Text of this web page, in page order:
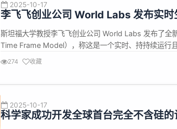
2025-10-17
李飞飞创业公司 World Labs 发布实时
斯坦福大学教授李飞飞创业公司 World Labs 发布了全
Time Frame Model），称这是一个实时、持持续运行
点是可在单个H100 GPU上运行。 据介绍，RTFM基
274 收藏
2025-10-17
科学家成功开发全球首台完全不含硅